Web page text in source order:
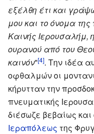
εξέλθη έτι και
μου και το όνομα
Καινής Ιερουσαλήμ,
ουρανού από του
καινόν"[4]. Την ιδέα
οφθαλμών οι
κήρυτταν την
πνευματικής
διέσωζε βεβαίως
Ιεραπόλεως της